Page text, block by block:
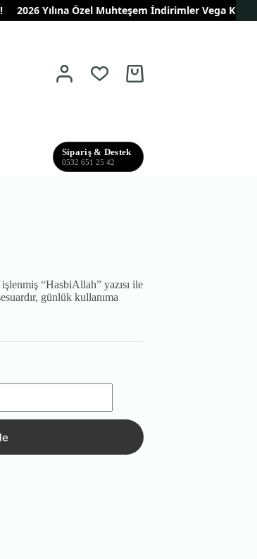
Yılına Özel Muhteşem İndirimler Vega
Shopping
Sipariş & Destek
0532 651 25 42
“HasbiAllah” yazısı ile
günlük kullanıma